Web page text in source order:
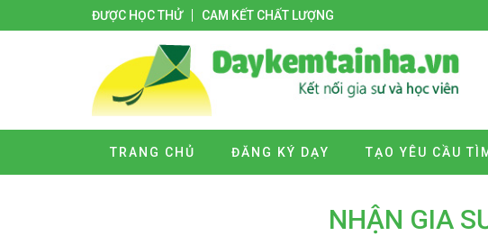
ĐƯỢC HỌC THỬ CAM KẾT CHẤT LƯỢNG
TRANG CHỦ ĐĂNG KÝ DẠY TẠO YÊU CẦU
NHẬN GIA